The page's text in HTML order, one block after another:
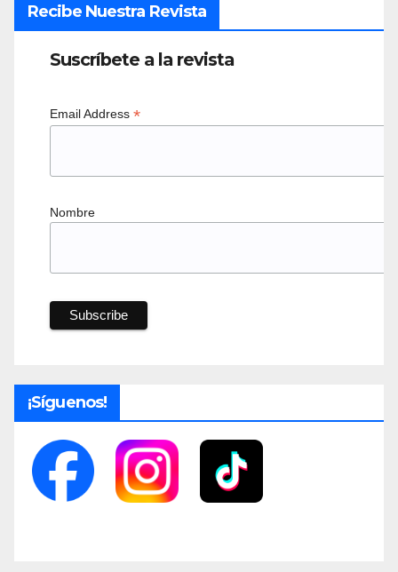
Recibe Nuestra Revista
Suscríbete a la revista
Email Address *
Nombre
¡Síguenos!